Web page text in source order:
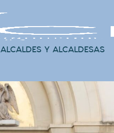
ALCALDES Y ALCALDESAS